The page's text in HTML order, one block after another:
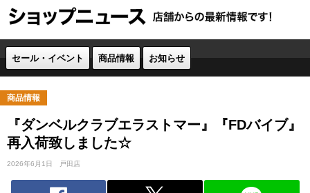
セール・イベント 商品情報 お知らせ
商品情報
『ダンベルクラブエラストマー』『FDバイブ』
再入荷致しました☆
2026年6月1日 戸田店